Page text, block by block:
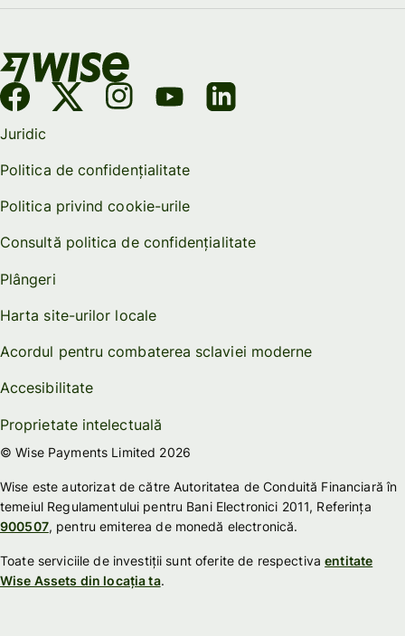
Juridic
Politica de confidențialitate
Politica privind cookie-urile
Consultă politica de confidențialitate
Plângeri
Harta site-urilor locale
Acordul pentru combaterea sclaviei moderne
Accesibilitate
Proprietate intelectuală
© Wise Payments Limited 2026
Wise este autorizat de către Autoritatea de Conduită Financiară în
temeiul Regulamentului pentru Bani Electronici 2011, Referința
900507, pentru emiterea de monedă electronică.
Toate serviciile de investiții sunt oferite de respectivaentitate
Wise Assets din locația ta.